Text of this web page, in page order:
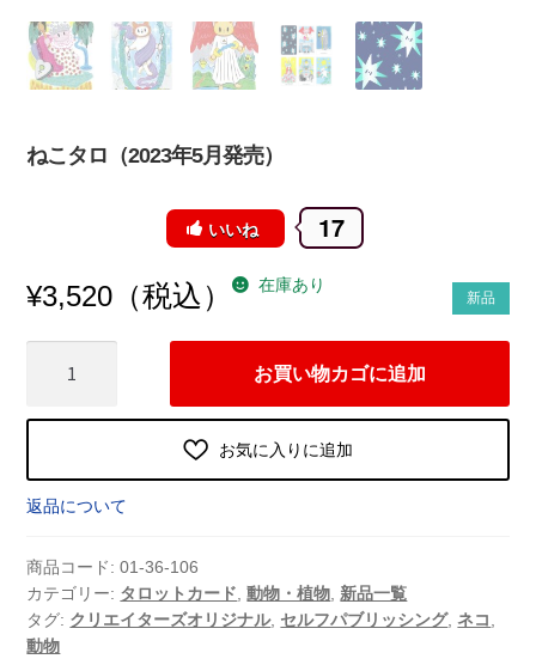
ねこタロ（2023年5月発売）
いいね 17
新品
¥3,520 （税込） 在庫あり
タ
（2023
年
月
発
売）
個
お買い物カゴに追加
お気に入りに追加
返品について
商品コード:01-36-106
カテゴリー: タロットカード ,動物・植物 新品一覧
タグ: クリエイターズオリジナル, セルフパブリッシング,ネコ
動物